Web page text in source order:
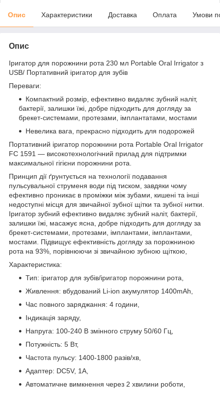
Опис Характеристики Доставка Оплата Умови
Опис
Іригатор для порожнини рота 230 мл Portable Oral Irrigator з
USB/ Портативний іригатор для зубів
Переваги:
Компактний розмір, ефективно видаляє зубний наліт,
бактерії, залишки їжі, добре підходить для догляду за
брекет-системами, протезами, імплантатами, мостами
Невелика вага, прекрасно підходить для подорожей
Портативний іригатор порожнини рота Portable Oral Irrigator
FC 1591 — високотехнологічний прилад для підтримки
максимальної гігієни порожнини рота.
Принцип дії ґрунтується на технології подавання
пульсувальної струменя води під тиском, завдяки чому
ефективно проникає в проміжки між зубами, кишені та інші
недоступні місця для звичайної зубної щітки та зубної нитки.
Іригатор зубний ефективно видаляє зубний наліт, бактерії,
залишки їжі, масажує ясна, добре підходить для догляду за
брекет-системами, протезами, імплантами, імплантами,
мостами. Підвищує ефективність догляду за порожниною
рота на 93%, порівнюючи зі звичайною зубною щіткою,
Характеристика:
Тип: іригатор для зубів/іригатор порожнини рота,
Живлення: вбудований Li-ion акумулятор 1400mAh,
Час повного заряджання: 4 години,
Індикація заряду,
Напруга: 100-240 В змінного струму 50/60 Гц,
Потужність: 5 Вт,
Частота пульсу: 1400-1800 разів/хв,
Адаптер: DC5V, 1А,
Автоматичне вимкнення через 2 хвилини роботи,